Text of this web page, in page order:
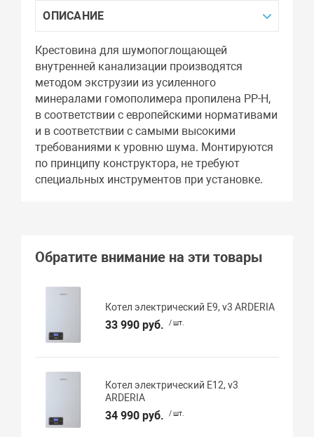
ОПИСАНИЕ
Крестовина для шумопоглощающей
внутренней канализации производятся
методом экструзии из усиленного
минералами гомополимера пропилена PP-H,
в соответствии с европейскими нормативами
и в соответствии с самыми высокими
требованиями к уровню шума. Монтируются
по принципу конструктора, не требуют
специальных инструментов при установке.
Обратите внимание на эти товары
Котел электрический E9, v3 ARDERIA
33 990 руб. / шт.
Котел электрический E12, v3
ARDERIA
34 990 руб. / шт.